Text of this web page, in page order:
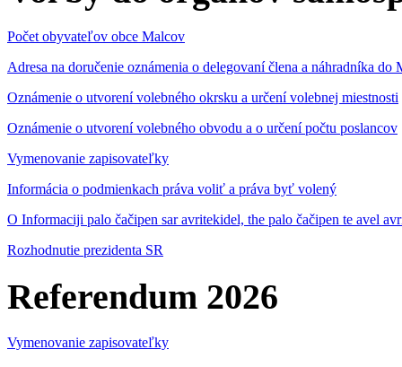
Počet obyvateľov obce Malcov
Adresa na doručenie oznámenia o delegovaní člena a náhradníka
Oznámenie o utvorení volebného okrsku a určení volebnej miestnosti
Oznámenie o utvorení volebného obvodu a o určení počtu poslancov
Vymenovanie zapisovateľky
Informácia o podmienkach práva voliť a práva byť volený
O Informaciji palo čačipen sar avritekidel, the palo čačipen te avel
Rozhodnutie prezidenta SR
Referendum 2026
Vymenovanie zapisovateľky